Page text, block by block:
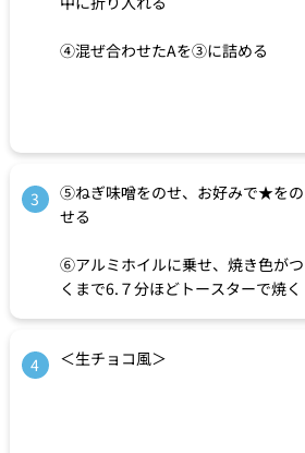
④混ぜ合わせたAを③に詰める
3
⑤ねぎ味噌をのせ、お好みで★をの
せる
⑥アルミホイルに乗せ、焼き色がつ
くまで6.７分ほどトースターで焼く
4 ＜生チョコ風＞